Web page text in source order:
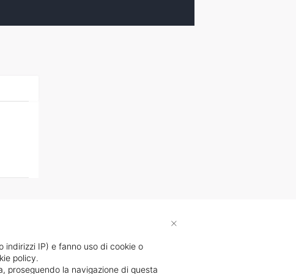
IP) e fanno uso di cookie o
policy.
proseguendo la navigazione di questa
×